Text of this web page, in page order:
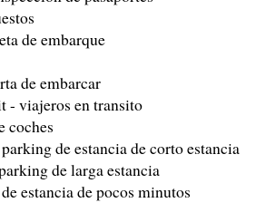
de embarque
de embarcar
- viajeros en transito
coches
de estancia de corto estancia
de larga estancia
estancia de pocos minutos